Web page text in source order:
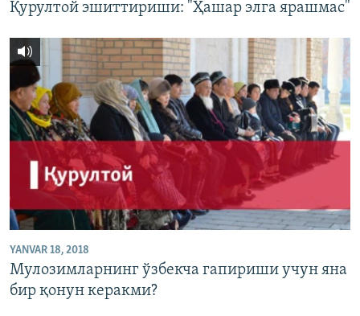
Қурултой эшиттириши: "Ҳашар элга ярашмас"
YANVAR 18, 2018
Мулозимларнинг ўзбекча гапириши учун яна
бир қонун керакми?